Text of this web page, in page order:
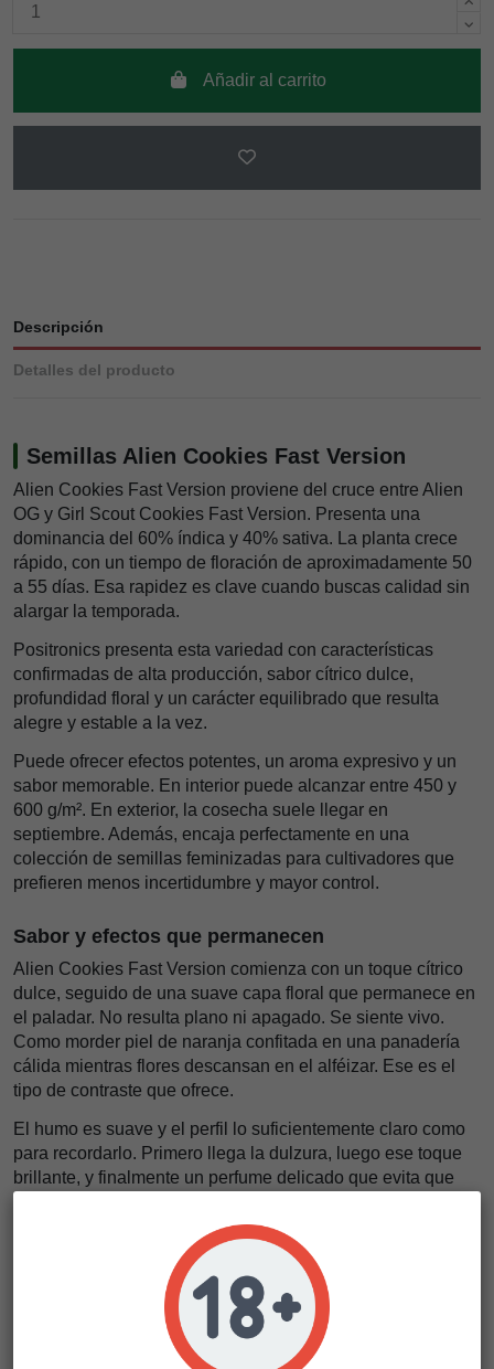
Añadir al carrito
Descripción
Detalles del producto
Semillas Alien Cookies Fast Version
Alien Cookies Fast Version proviene del cruce entre Alien
OG y Girl Scout Cookies Fast Version. Presenta una
dominancia del 60% índica y 40% sativa. La planta crece
rápido, con un tiempo de floración de aproximadamente 50
a 55 días. Esa rapidez es clave cuando buscas calidad sin
alargar la temporada.
Positronics presenta esta variedad con características
confirmadas de alta producción, sabor cítrico dulce,
profundidad floral y un carácter equilibrado que resulta
alegre y estable a la vez.
Puede ofrecer efectos potentes, un aroma expresivo y un
sabor memorable. En interior puede alcanzar entre 450 y
600 g/m². En exterior, la cosecha suele llegar en
septiembre. Además, encaja perfectamente en una
colección de semillas feminizadas para cultivadores que
prefieren menos incertidumbre y mayor control.
Sabor y efectos que permanecen
Alien Cookies Fast Version comienza con un toque cítrico
dulce, seguido de una suave capa floral que permanece en
el paladar. No resulta plano ni apagado. Se siente vivo.
Como morder piel de naranja confitada en una panadería
cálida mientras flores descansan en el alféizar. Ese es el
tipo de contraste que ofrece.
El humo es suave y el perfil lo suficientemente claro como
para recordarlo. Primero llega la dulzura, luego ese toque
brillante, y finalmente un perfume delicado que evita que
sorprendentemente elegante. Tiene carácter. Tiene
Los efectos aparecen con un cambio positivo en el estado
de ánimo, una chispa mental y un cuerpo relajado. Sin
Se siente como si tu mente
encontrara una ventana y tu cuerpo un sofá